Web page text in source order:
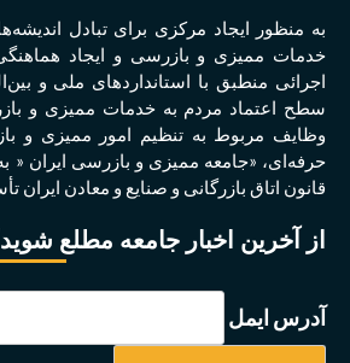
به منظور ايجاد مرکزی برای تبادل
خدمات مميزی و بازرسی و ايجاد
اجرائی منطبق با استانداردهای ملی و
سطح اعتماد مردم به خدمات مميزی و
وظايف مربوط به تنظيم امور مميزی و
قانون اتاق بازرگانی و صنايع و معادن
از آخرین اخبار جامعه مطلع
آدرس ایمل